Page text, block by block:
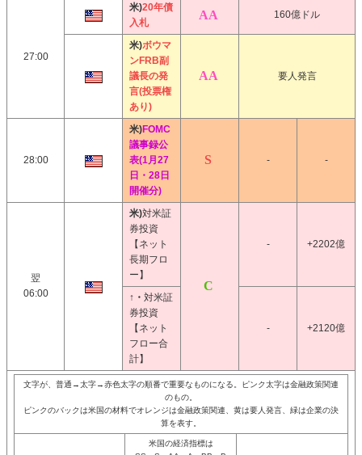
27:00
米)20年債
入札
160億ドル
米)ボウマ
ンFRB副
議長の発
言(投票権
あり)
要人発言
28:00
米)FOMC
議事録公
表(1月27
日・28日
開催分)
- -
翌
06:00
米)対米証
券投資
【ネット
長期フロ
ー】
- +2202億
↑・ 対米証
券投資
【ネット
フロー合
計】
- +2120億
文字が、普通→太字→赤色太字の順番で重要なものになる。ピンク太字は金融政策関連
のもの。
ピンクのバックは米国の材料でオレンジは金融政策関連、黄は要人発言、緑は企業の決
算を表す。
米国の経済指標は